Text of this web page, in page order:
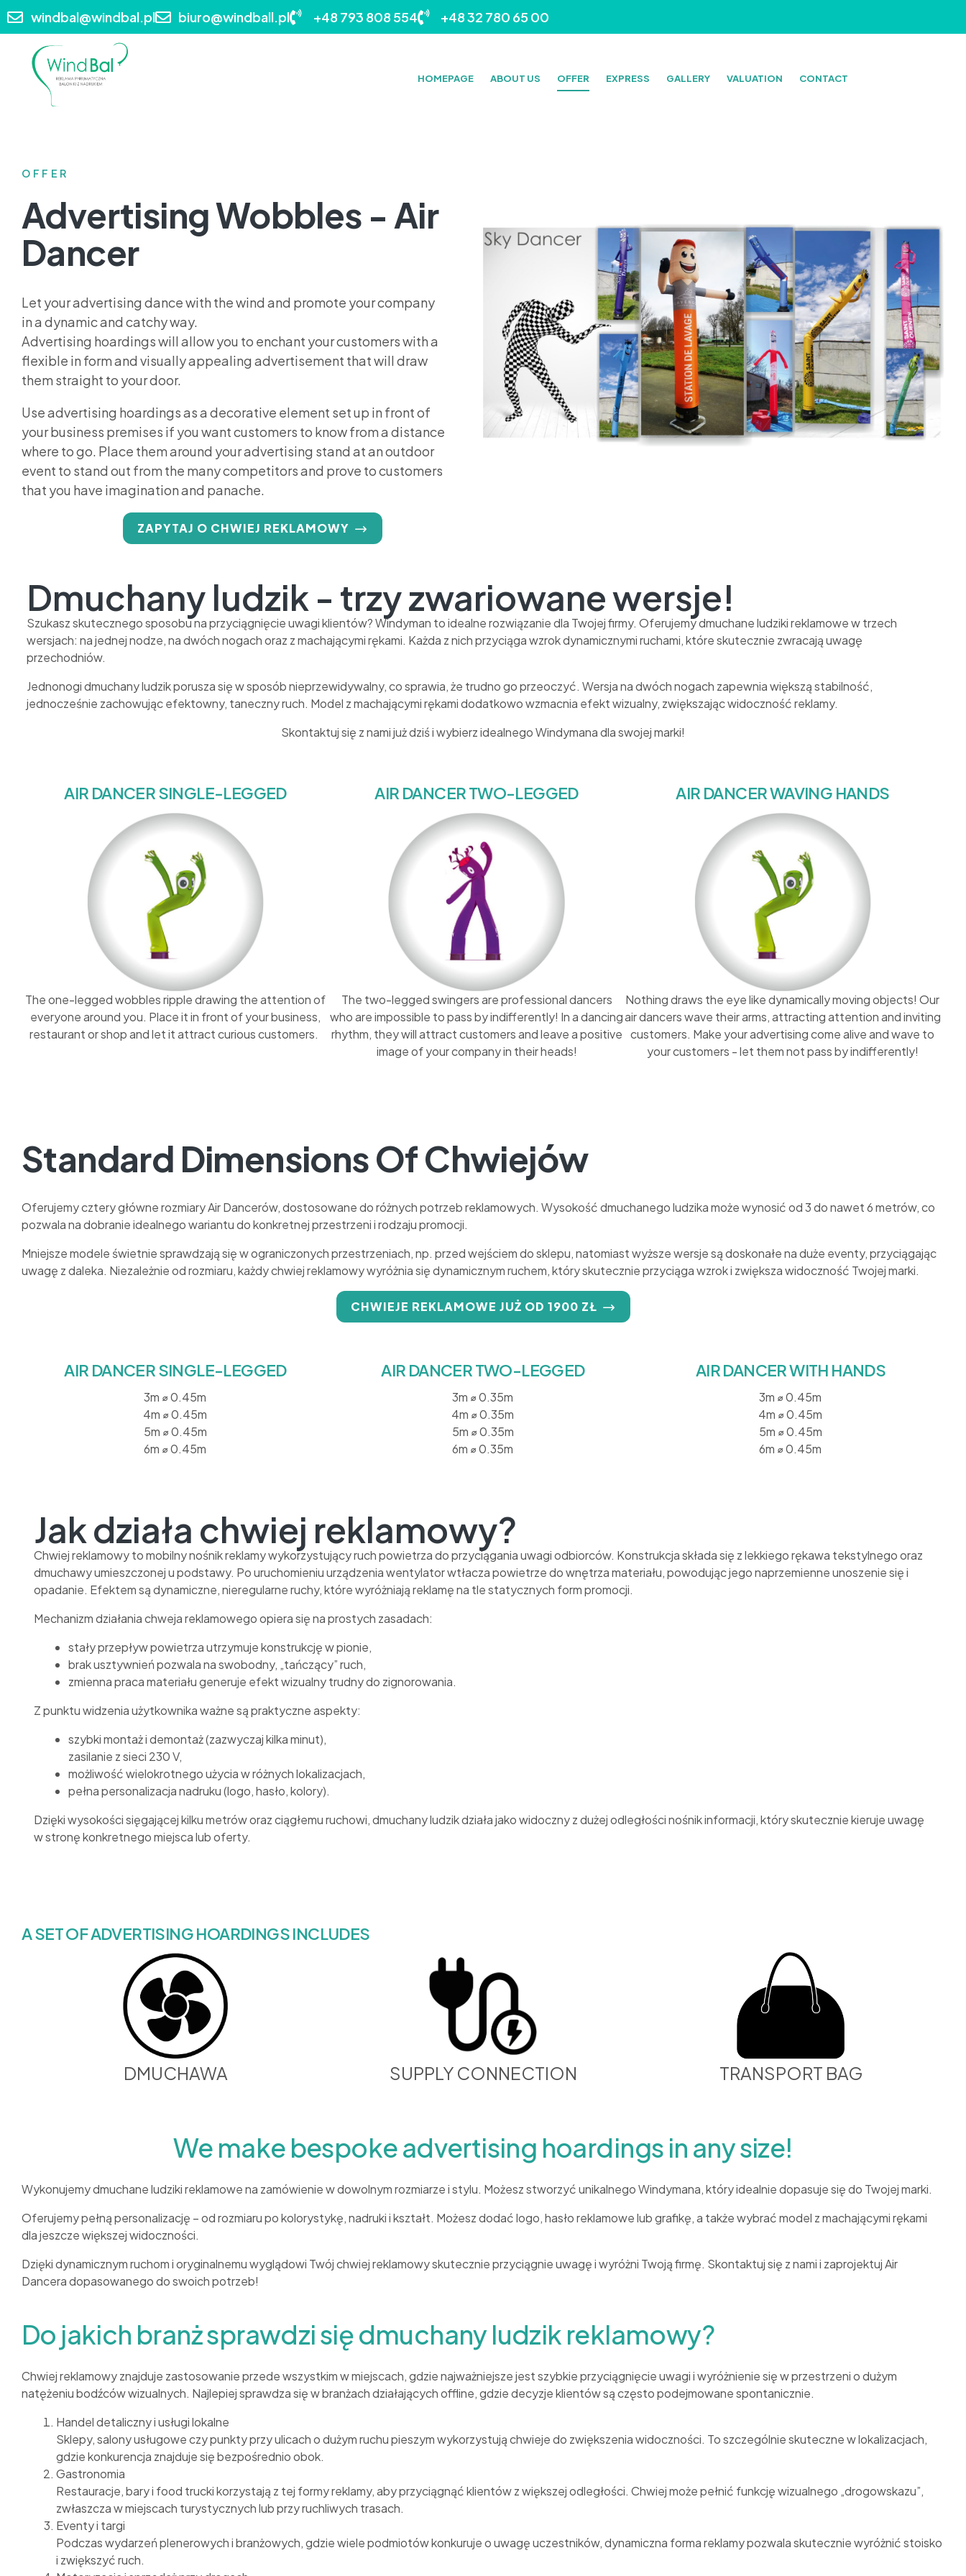
windbal@windbal.pl biuro@windball.pl +48 793 808 554 +48 32 780 65 00
HOMEPAGE ABOUT US OFFER EXPRESS GALLERY VALUATION CONTACT
OFFER
Advertising Wobbles - Air
Dancer
Let your advertising dance with the wind and promote your company
in a dynamic and catchy way.
Advertising hoardings will allow you to enchant your customers with a
flexible in form and visually appealing advertisement that will draw
them straight to your door.
Use advertising hoardings as a decorative element set up in front of
your business premises if you want customers to know from a distance
where to go. Place them around your advertising stand at an outdoor
event to stand out from the many competitors and prove to customers
that you have imagination and panache.
ZAPYTAJ O CHWIEJ REKLAMOWY
Dmuchany ludzik - trzy zwariowane wersje!
Szukasz skutecznego sposobu na przyciągnięcie uwagi klientów? Windyman to idealne rozwiązanie dla Twojej firmy. Oferujemy dmuchane ludziki reklamowe w trzech
wersjach: na jednej nodze, na dwóch nogach oraz z machającymi rękami. Każda z nich przyciąga wzrok dynamicznymi ruchami, które skutecznie zwracają uwagę
przechodniów.
Jednonogi dmuchany ludzik porusza się w sposób nieprzewidywalny, co sprawia, że trudno go przeoczyć. Wersja na dwóch nogach zapewnia większą stabilność,
jednocześnie zachowując efektowny, taneczny ruch. Model z machającymi rękami dodatkowo wzmacnia efekt wizualny, zwiększając widoczność reklamy.
Skontaktuj się z nami już dziś i wybierz idealnego Windymana dla swojej marki!
AIR DANCER SINGLE-LEGGED
The one-legged wobbles ripple drawing the attention of
everyone around you. Place it in front of your business,
restaurant or shop and let it attract curious customers.
AIR DANCER TWO-LEGGED
The two-legged swingers are professional dancers
who are impossible to pass by indifferently! In a dancing
rhythm, they will attract customers and leave a positive
image of your company in their heads!
AIR DANCER WAVING HANDS
Nothing draws the eye like dynamically moving objects! Our
air dancers wave their arms, attracting attention and inviting
customers. Make your advertising come alive and wave to
your customers - let them not pass by indifferently!
Standard Dimensions Of Chwiejów
Oferujemy cztery główne rozmiary Air Dancerów, dostosowane do różnych potrzeb reklamowych. Wysokość dmuchanego ludzika może wynosić od 3 do nawet 6 metrów, co
pozwala na dobranie idealnego wariantu do konkretnej przestrzeni i rodzaju promocji.
Mniejsze modele świetnie sprawdzają się w ograniczonych przestrzeniach, np. przed wejściem do sklepu, natomiast wyższe wersje są doskonałe na duże eventy, przyciągając
uwagę z daleka. Niezależnie od rozmiaru, każdy chwiej reklamowy wyróżnia się dynamicznym ruchem, który skutecznie przyciąga wzrok i zwiększa widoczność Twojej marki.
CHWIEJE REKLAMOWE JUŻ OD 1900 ZŁ
AIR DANCER SINGLE-LEGGED
3m ⌀ 0.45m
4m ⌀ 0.45m
5m ⌀ 0.45m
6m ⌀ 0.45m
AIR DANCER TWO-LEGGED
3m ⌀ 0.35m
4m ⌀ 0.35m
5m ⌀ 0.35m
6m ⌀ 0.35m
AIR DANCER WITH HANDS
3m ⌀ 0.45m
4m ⌀ 0.45m
5m ⌀ 0.45m
6m ⌀ 0.45m
Jak działa chwiej reklamowy?
Chwiej reklamowy to mobilny nośnik reklamy wykorzystujący ruch powietrza do przyciągania uwagi odbiorców. Konstrukcja składa się z lekkiego rękawa tekstylnego oraz
dmuchawy umieszczonej u podstawy. Po uruchomieniu urządzenia wentylator wtłacza powietrze do wnętrza materiału, powodując jego naprzemienne unoszenie się i
opadanie. Efektem są dynamiczne, nieregularne ruchy, które wyróżniają reklamę na tle statycznych form promocji.
Mechanizm działania chweja reklamowego opiera się na prostych zasadach:
stały przepływ powietrza utrzymuje konstrukcję w pionie,
brak usztywnień pozwala na swobodny, „tańczący” ruch,
zmienna praca materiału generuje efekt wizualny trudny do zignorowania.
Z punktu widzenia użytkownika ważne są praktyczne aspekty:
szybki montaż i demontaż (zazwyczaj kilka minut),
zasilanie z sieci 230 V,
możliwość wielokrotnego użycia w różnych lokalizacjach,
pełna personalizacja nadruku (logo, hasło, kolory).
Dzięki wysokości sięgającej kilku metrów oraz ciągłemu ruchowi, dmuchany ludzik działa jako widoczny z dużej odległości nośnik informacji, który skutecznie kieruje uwagę
w stronę konkretnego miejsca lub oferty.
A SET OF ADVERTISING HOARDINGS INCLUDES
DMUCHAWA SUPPLY CONNECTION TRANSPORT BAG
We make bespoke advertising hoardings in any size!
Wykonujemy dmuchane ludziki reklamowe na zamówienie w dowolnym rozmiarze i stylu. Możesz stworzyć unikalnego Windymana, który idealnie dopasuje się do Twojej marki.
Oferujemy pełną personalizację – od rozmiaru po kolorystykę, nadruki i kształt. Możesz dodać logo, hasło reklamowe lub grafikę, a także wybrać model z machającymi rękami
dla jeszcze większej widoczności.
Dzięki dynamicznym ruchom i oryginalnemu wyglądowi Twój chwiej reklamowy skutecznie przyciągnie uwagę i wyróżni Twoją firmę. Skontaktuj się z nami i zaprojektuj Air
Dancera dopasowanego do swoich potrzeb!
Do jakich branż sprawdzi się dmuchany ludzik reklamowy?
Chwiej reklamowy znajduje zastosowanie przede wszystkim w miejscach, gdzie najważniejsze jest szybkie przyciągnięcie uwagi i wyróżnienie się w przestrzeni o dużym
natężeniu bodźców wizualnych. Najlepiej sprawdza się w branżach działających offline, gdzie decyzje klientów są często podejmowane spontanicznie.
Handel detaliczny i usługi lokalne
Sklepy, salony usługowe czy punkty przy ulicach o dużym ruchu pieszym wykorzystują chwieje do zwiększenia widoczności. To szczególnie skuteczne w lokalizacjach,
gdzie konkurencja znajduje się bezpośrednio obok.
Gastronomia
Restauracje, bary i food trucki korzystają z tej formy reklamy, aby przyciągnąć klientów z większej odległości. Chwiej może pełnić funkcję wizualnego „drogowskazu”,
zwłaszcza w miejscach turystycznych lub przy ruchliwych trasach.
Eventy i targi
Podczas wydarzeń plenerowych i branżowych, gdzie wiele podmiotów konkuruje o uwagę uczestników, dynamiczna forma reklamy pozwala skutecznie wyróżnić stoisko
i zwiększyć ruch.